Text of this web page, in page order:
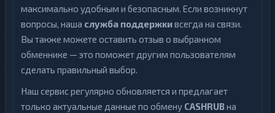
максимально удобным и безопасным. Если возникнут
вопросы, наша служба поддержкивсегда на связи.
Вы также можете оставить отзыв о выбранном
обменнике — это поможет другим пользователям
сделать правильный выбор.
Наш сервис регулярно обновляется и предлагает
только актуальные данные по обмену CASHRUBна